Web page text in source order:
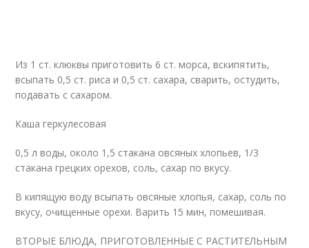
Из 1 ст. клюквы приготовить 6 ст. морса, вскипятить,
всыпать 0,5 ст. риса и 0,5 ст. сахара, сварить, остудить,
подавать с сахаром.
Каша геркулесовая
0,5 л воды, около 1,5 стакана овсяных хлопьев, 1/3
стакана грецких орехов, соль, сахар по вкусу.
В кипящую воду всыпать овсяные хлопья, сахар, соль по
вкусу, очищенные орехи. Варить 15 мин, помешивая.
ВТОРЫЕ БЛЮДА, ПРИГОТОВЛЕННЫЕ С РАСТИТЕЛЬНЫМ